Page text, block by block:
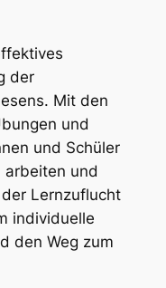
der
Mit den
und
und Schüler
arbeiten und
Lernzuflucht
individuelle
den Weg zum